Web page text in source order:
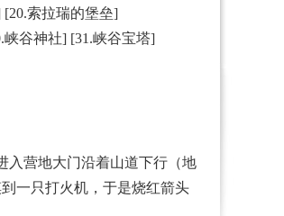
[20.索拉瑞的堡垒]
.峡谷神社] [31.峡谷宝塔]
入营地大门沿着山道下行（地
一只打火机，于是烧红箭头